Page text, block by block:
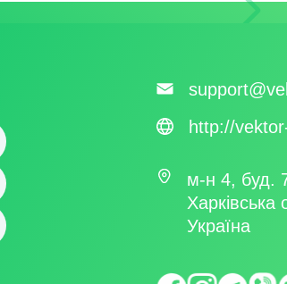
http://
м-н 4, буд.
Україна